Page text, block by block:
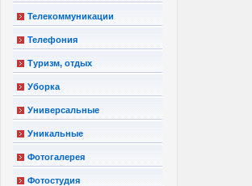
Телекоммуникации
Телефония
Туризм, отдых
Уборка
Универсальные
Уникальные
Фотогалерея
Фотостудия